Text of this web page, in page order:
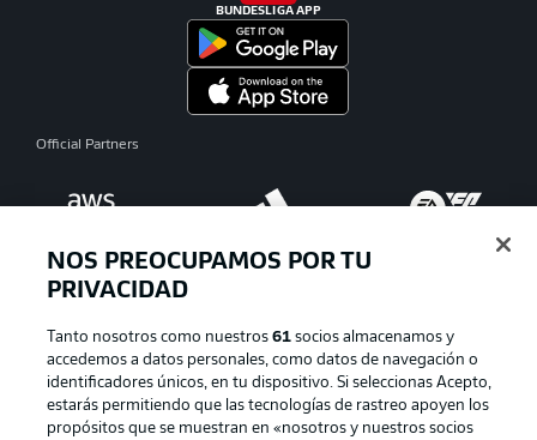
BUNDESLIGA APP
Official Partners
Publicidad Aviso legal
NOS PREOCUPAMOS POR TU
PRIVACIDAD
Tanto nosotros como nuestros 61socios almacenamos y
accedemos a datos personales, como datos de navegación o
identificadores únicos, en tu dispositivo. Si seleccionas Acepto,
estarás permitiendo que las tecnologías de rastreo apoyen los
propósitos que se muestran en «nosotros y nuestros socios